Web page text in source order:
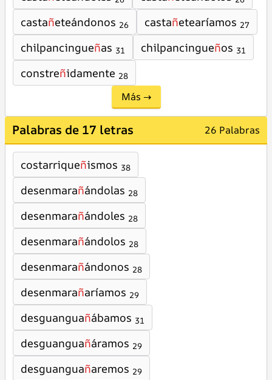
castañeteándonos 26 castañetearíamos 27
chilpancingueñas 31 chilpancingueños 31
constreñidamente 28
Más →
Palabras de 17 letras 26 Palabras
costarriqueñismos 38
desenmarañándolas 28
desenmarañándoles 28
desenmarañándolos 28
desenmarañándonos 28
desenmarañaríamos 29
desguanguañábamos 31
desguanguañáramos 29
desguanguañaremos 29